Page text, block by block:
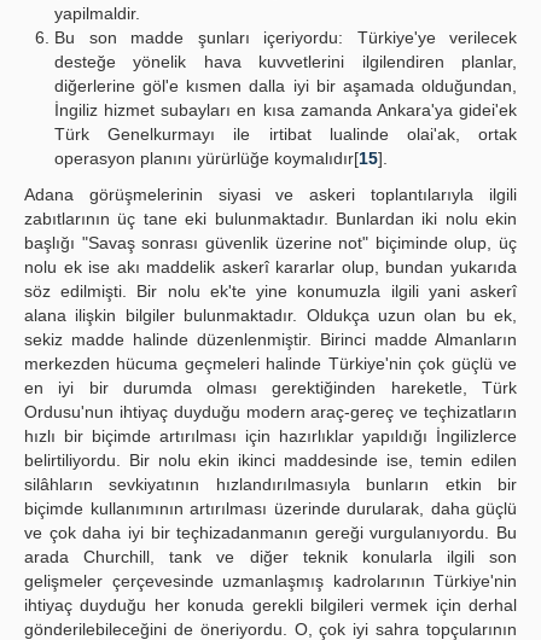
yapilmaldir.
Bu son madde şunları içeriyordu: Türkiye'ye verilecek
desteğe yönelik hava kuvvetlerini ilgilendiren planlar,
diğerlerine göl'e kısmen dalla iyi bir aşamada olduğundan,
İngiliz hizmet subayları en kısa zamanda Ankara'ya gidei'ek
Türk Genelkurmayı ile irtibat lualinde olai'ak, ortak
operasyon planını yürürlüğe koymalıdır[15].
Adana görüşmelerinin siyasi ve askeri toplantılarıyla ilgili
zabıtlarının üç tane eki bulunmaktadır. Bunlardan iki nolu ekin
başlığı "Savaş sonrası güvenlik üzerine not" biçiminde olup, üç
nolu ek ise akı maddelik askerî kararlar olup, bundan yukarıda
söz edilmişti. Bir nolu ek'te yine konumuzla ilgili yani askerî
alana ilişkin bilgiler bulunmaktadır. Oldukça uzun olan bu ek,
sekiz madde halinde düzenlenmiştir. Birinci madde Almanların
merkezden hücuma geçmeleri halinde Türkiye'nin çok güçlü ve
en iyi bir durumda olması gerektiğinden hareketle, Türk
Ordusu'nun ihtiyaç duyduğu modern araç-gereç ve teçhizatların
hızlı bir biçimde artırılması için hazırlıklar yapıldığı İngilizlerce
belirtiliyordu. Bir nolu ekin ikinci maddesinde ise, temin edilen
silâhların sevkiyatının hızlandırılmasıyla bunların etkin bir
biçimde kullanımının artırılması üzerinde durularak, daha güçlü
ve çok daha iyi bir teçhizadanmanın gereği vurgulanıyordu. Bu
arada Churchill, tank ve diğer teknik konularla ilgili son
gelişmeler çerçevesinde uzmanlaşmış kadrolarının Türkiye'nin
ihtiyaç duyduğu her konuda gerekli bilgileri vermek için derhal
gönderilebileceğini de öneriyordu. O, çok iyi sahra topçularının